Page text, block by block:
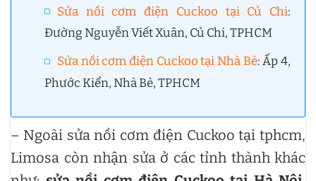
Sửa nồi cơm điện Cuckoo tại Củ Chi:
Đường Nguyễn Viết Xuân, Củ Chi, TPHCM
Sửa nồi cơm điện Cuckoo tại Nhà Bè: Ấp 4,
Phước Kiển, Nhà Bè, TPHCM
– Ngoài sửa nồi cơm điện Cuckoo tại tphcm,
Limosa còn nhận sửa ở các tỉnh thành khác